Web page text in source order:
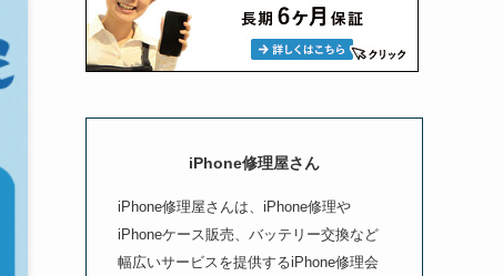
iPhone修理屋さん
iPhone修理屋さんは、iPhone修理や
iPhoneケース販売、バッテリー交換など
幅広いサービスを提供するiPhone修理会